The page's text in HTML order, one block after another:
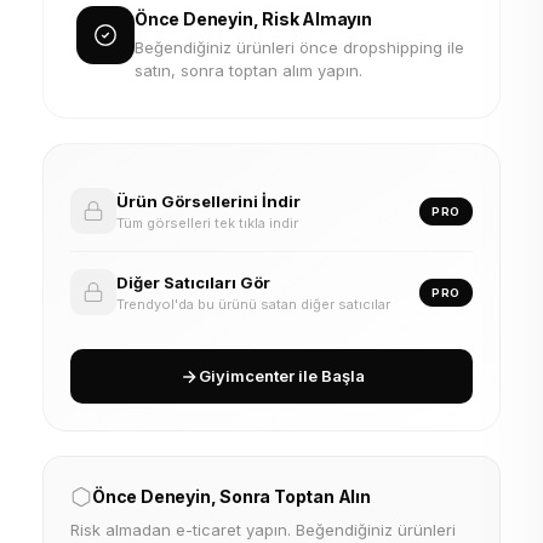
Önce Deneyin, Risk Almayın
Beğendiğiniz ürünleri önce dropshipping ile
satın, sonra toptan alım yapın.
Ürün Görsellerini İndir
Tüm görselleri tek tıkla indir
PRO
Diğer Satıcıları Gör
Trendyol'da bu ürünü satan diğer satıcılar
PRO
Giyimcenter ile Başla
Önce Deneyin, Sonra Toptan Alın
Risk almadan e-ticaret yapın. Beğendiğiniz ürünleri